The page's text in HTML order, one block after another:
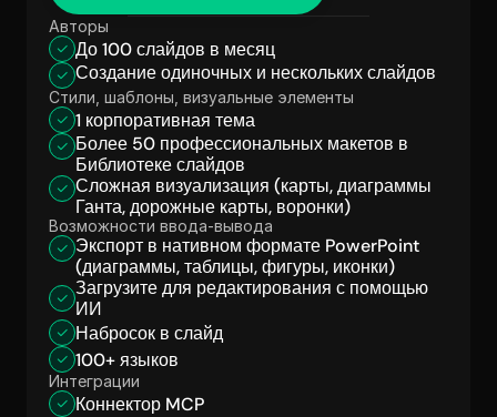
Авторы
До 100 слайдов в месяц
Создание одиночных и нескольких слайдов
Стили, шаблоны, визуальные элементы
1 корпоративная тема
Более 50 профессиональных макетов в
Библиотеке слайдов
Сложная визуализация (карты, диаграммы
Ганта, дорожные карты, воронки)
Возможности ввода-вывода
Экспорт в нативном формате PowerPoint
(диаграммы, таблицы, фигуры, иконки)
Загрузите для редактирования с помощью
ИИ
Набросок в слайд
100+ языков
Интеграции
Коннектор MCP